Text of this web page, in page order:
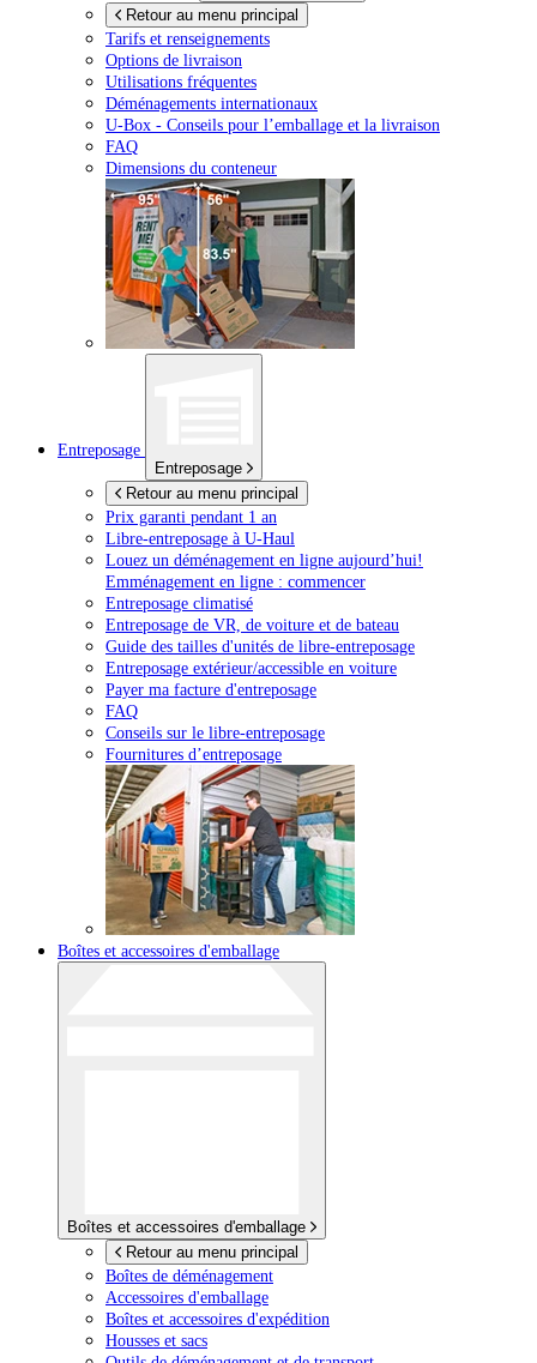
Retour au menu principal
Tarifs et renseignements
Options de livraison
Utilisations fréquentes
Déménagements internationaux
U-Box - Conseils pour l’emballage et la livraison
FAQ
Dimensions du conteneur
Entreposage
Entreposage
Retour au menu principal
Prix garanti pendant 1 an
Libre-entreposage à U-Haul
Louez un déménagement en ligne aujourd’hui!
Emménagement en ligne : commencer
Entreposage climatisé
Entreposage de VR, de voiture et de bateau
Guide des tailles d'unités de libre-entreposage
Entreposage extérieur/accessible en voiture
Payer ma facture d'entreposage
FAQ
Conseils sur le libre-entreposage
Fournitures d’entreposage
Boîtes et accessoires d'emballage
Boîtes et accessoires d'emballage
Retour au menu principal
Boîtes de déménagement
Accessoires d'emballage
Boîtes et accessoires d'expédition
Housses et sacs